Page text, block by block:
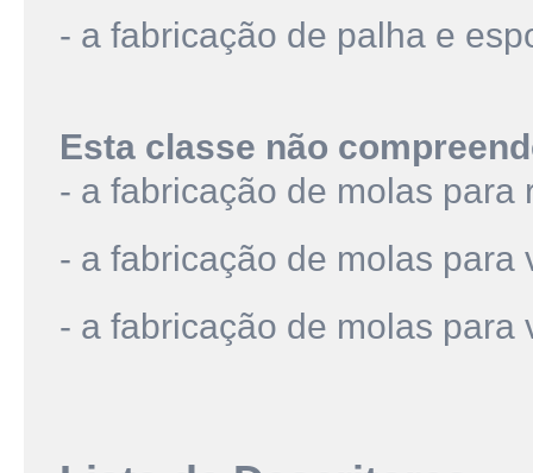
- a fabricação de palha e
Esta classe não
- a fabricação de molas para
- a fabricação de molas
- a fabricação de molas